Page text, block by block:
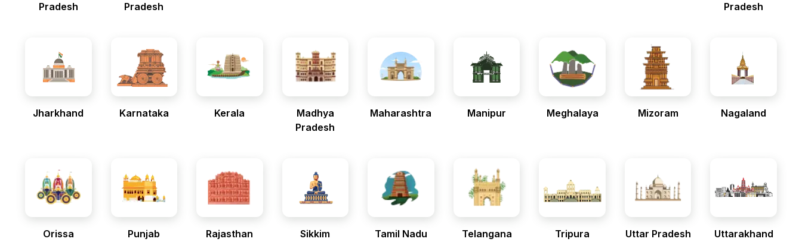
Pradesh
Pradesh
Pradesh
Jharkhand Karnataka Kerala
Madhya
Pradesh
Maharashtra Manipur Meghalaya Mizoram Nagaland
Orissa Punjab Rajasthan Sikkim Tamil Nadu Telangana Tripura Uttar Pradesh Uttarakhand